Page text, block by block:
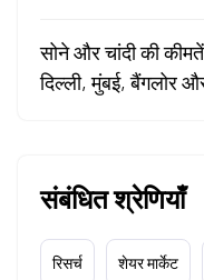
सोने और चांदी की
दिल्ली, मुंबई, बैंगलोर
संबंधित श्रेणियाँ
रिसर्च शेयर मार्केट